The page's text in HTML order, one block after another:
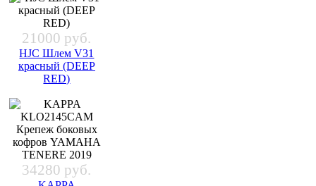
21000 руб.
HJC Шлем V31
красный (DEEP
RED)
34280 руб.